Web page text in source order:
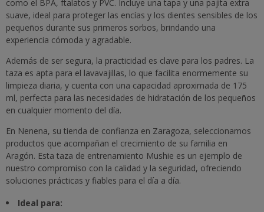
como el BPA, ftalatos y PVC. Incluye una tapa y una pajita extra
suave, ideal para proteger las encías y los dientes sensibles de los
pequeños durante sus primeros sorbos, brindando una
experiencia cómoda y agradable.
Además de ser segura, la practicidad es clave para los padres. La
taza es apta para el lavavajillas, lo que facilita enormemente su
limpieza diaria, y cuenta con una capacidad aproximada de 175
ml, perfecta para las necesidades de hidratación de los pequeños
en cualquier momento del día.
En Nenena, su tienda de confianza en Zaragoza, seleccionamos
productos que acompañan el crecimiento de su familia en
Aragón. Esta taza de entrenamiento Mushie es un ejemplo de
nuestro compromiso con la calidad y la seguridad, ofreciendo
soluciones prácticas y fiables para el día a día.
Ideal para: